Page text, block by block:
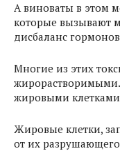
А виноваты в этом
которые вызывают
дисбаланс
Многие из этих
жировыми
Жировые клетки,
от их